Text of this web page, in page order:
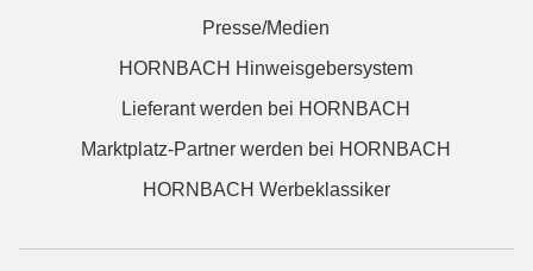
Presse/Medien
HORNBACH Hinweisgebersystem
Lieferant werden bei HORNBACH
Marktplatz-Partner werden bei HORNBACH
HORNBACH Werbeklassiker